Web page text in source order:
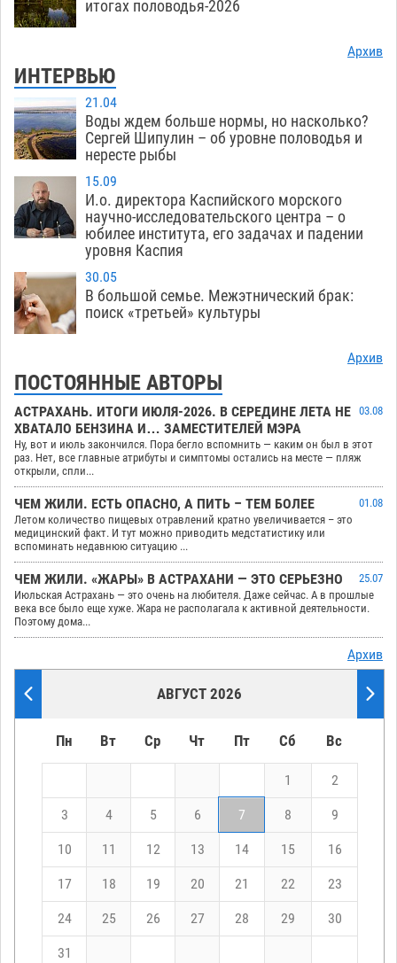
итогах половодья-2026
Архив
ИНТЕРВЬЮ
21.04
Воды ждем больше нормы, но насколько?
Сергей Шипулин – об уровне половодья и
нересте рыбы
15.09
И.о. директора Каспийского морского
научно-исследовательского центра – о
юбилее института, его задачах и падении
уровня Каспия
30.05
В большой семье. Межэтнический брак:
поиск «третьей» культуры
Архив
ПОСТОЯННЫЕ АВТОРЫ
АСТРАХАНЬ. ИТОГИ ИЮЛЯ-2026. В СЕРЕДИНЕ ЛЕТА НЕ
ХВАТАЛО БЕНЗИНА И… ЗАМЕСТИТЕЛЕЙ МЭРА
03.08
Ну, вот и июль закончился. Пора бегло вспомнить — каким он был в этот
раз. Нет, все главные атрибуты и симптомы остались на месте — пляж
открыли, спли...
ЧЕМ ЖИЛИ. ЕСТЬ ОПАСНО, А ПИТЬ – ТЕМ БОЛЕЕ
01.08
Летом количество пищевых отравлений кратно увеличивается – это
медицинский факт. И тут можно приводить медстатистику или
вспоминать недавнюю ситуацию ...
ЧЕМ ЖИЛИ. «ЖАРЫ» В АСТРАХАНИ — ЭТО СЕРЬЕЗНО
25.07
Июльская Астрахань — это очень на любителя. Даже сейчас. А в прошлые
века все было еще хуже. Жара не располагала к активной деятельности.
Поэтому дома...
Архив
АВГУСТ 2026
Пн Вт Ср Чт Пт Сб Вс
1 2
3 4 5 6 7 8 9
10 11 12 13 14 15 16
17 18 19 20 21 22 23
24 25 26 27 28 29 30
31